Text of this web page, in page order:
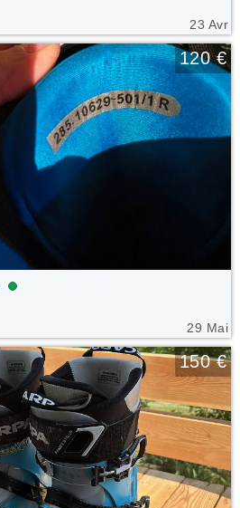
23 Avr
120 €
29 Mai
150 €